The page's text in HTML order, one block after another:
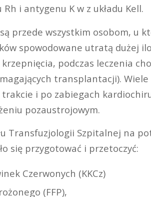
i antygenu K w z układu Kell.
przede wszystkim osobom, u
spowodowane utratą dużej
podczas leczenia
transplantacji). Wiele
i po zabiegach
pozaustrojowym.
Transfuzjologii Szpitalnej na
się przygotować i przetoczyć:
Czerwonych (KKCz)
(FFP),